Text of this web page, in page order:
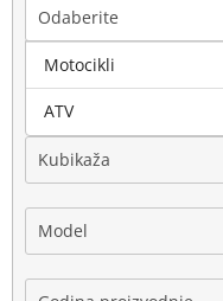
Odaberite
Marka
Kubikaža
Model
Motocikli
ATV